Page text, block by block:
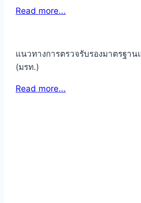
Read more...
แนวทางการตรวจรับรองมาตรฐาน
(มรท.)
Read more...